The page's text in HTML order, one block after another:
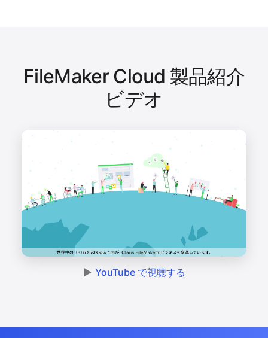
ップグレード不可。
1 ユーザごとに月間 2 GB の
FileMaker Data API/OData アウ
ユーザ 5 ユーザ〜
ル）数の上限
256 まで
1 ユーザごとに年間 6 GB の
FileMaker データストレージ。ア
ップグレード購入可能。
API 使用量
1 ユーザごとに月間 2 GB の
トバウンドデータ転送。
FileMaker Cloud 製品紹介
ビデオ
▶ YouTube で視聴する